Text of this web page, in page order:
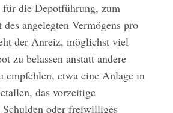
für die Depotführung, zum
angelegten Vermögens pro
der Anreiz, möglichst viel
zu belassen anstatt andere
empfehlen, etwa eine Anlage in
das vorzeitige
oder freiwilliges